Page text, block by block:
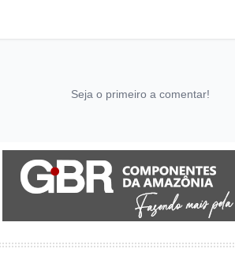
Seja o primeiro a comentar!